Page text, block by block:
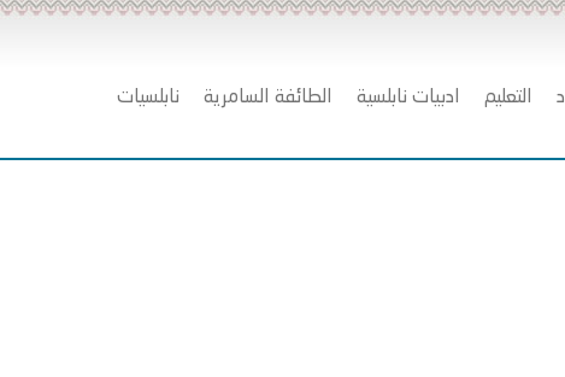
التعليم ادبيات نابلسية الطائفة السامرية نابلسيات